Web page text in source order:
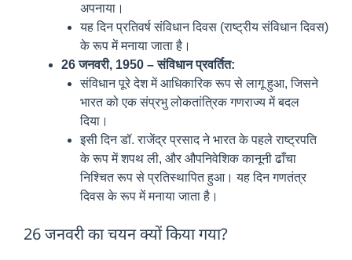
अपनाया।
यह दिन प्रतिवर्ष संविधान दिवस (राष्ट्रीय संविधान दिवस)
के रूप में मनाया जाता है।
26 जनवरी, 1950 – संविधान प्रवर्तित:
संविधान पूरे देश में आधिकारिक रूप से लागू हुआ, जिसने
भारत को एक संप्रभु लोकतांत्रिक गणराज्य में बदल
दिया।
इसी दिन डॉ. राजेंद्र प्रसाद ने भारत के पहले राष्ट्रपति
के रूप में शपथ ली, और औपनिवेशिक कानूनी ढाँचा
निश्चित रूप से प्रतिस्थापित हुआ। यह दिन गणतंत्र
दिवस के रूप में मनाया जाता है।
26 जनवरी का चयन क्यों किया गया?